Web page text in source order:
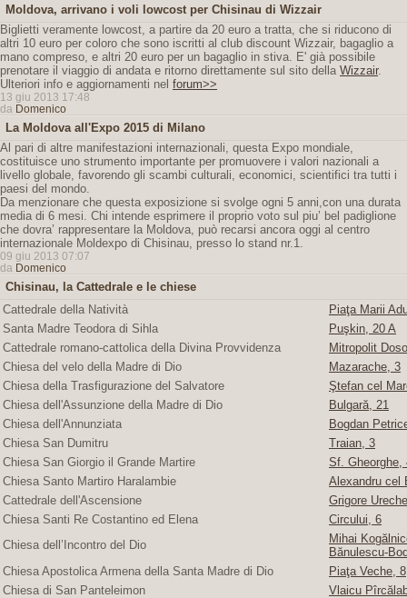
Moldova, arrivano i voli lowcost per Chisinau di Wizzair
Biglietti veramente lowcost, a partire da 20 euro a tratta, che si riducono di
altri 10 euro per coloro che sono iscritti al club discount Wizzair, bagaglio a
mano compreso, e altri 20 euro per un bagaglio in stiva. E' già possibile
prenotare il viaggio di andata e ritorno direttamente sul sito della Wizzair.
Ulteriori info e aggiornamenti nel forum>>
13 giu 2013 17:48
da Domenico
La Moldova all'Expo 2015 di Milano
Al pari di altre manifestazioni internazionali, questa Expo mondiale,
costituisce uno strumento importante per promuovere i valori nazionali a
livello globale, favorendo gli scambi culturali, economici, scientifici tra tutti i
paesi del mondo.
Da menzionare che questa exposizione si svolge ogni 5 anni,con una durata
media di 6 mesi. Chi intende esprimere il proprio voto sul piu’ bel padiglione
che dovra’ rappresentare la Moldova, può recarsi ancora oggi al centro
internazionale Moldexpo di Chisinau, presso lo stand nr.1.
09 giu 2013 07:07
da Domenico
Chisinau, la Cattedrale e le chiese
Cattedrale della Natività
Piaţa Marii
Santa Madre Teodora di Sihla
Puşkin, 20 A
Cattedrale romano-cattolica della Divina Provvidenza
Mitropolit
Chiesa del velo della Madre di Dio
Mazarache, 3
Chiesa della Trasfigurazione del Salvatore
Ştefan cel
Chiesa dell'Assunzione della Madre di Dio
Bulgară, 21
Chiesa dell'Annunziata
Bogdan
Chiesa San Dumitru
Traian, 3
Chiesa San Giorgio il Grande Martire
Sf. Gheorghe,
Chiesa Santo Martiro Haralambie
Alexandru cel
Cattedrale dell'Ascensione
Grigore
Chiesa Santi Re Costantino ed Elena
Circului, 6
Chiesa dell’Incontro del Dio
Mihai
Bănulescu-
Chiesa Apostolica Armena della Santa Madre di Dio
Piaţa Veche, 8
Chiesa di San Panteleimon
Vlaicu